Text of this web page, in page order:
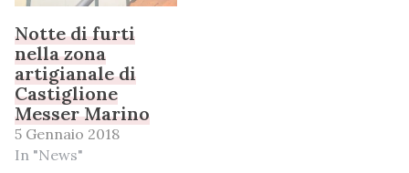
Notte di furti
nella zona
artigianale di
Castiglione
Messer Marino
5 Gennaio 2018
In "News"